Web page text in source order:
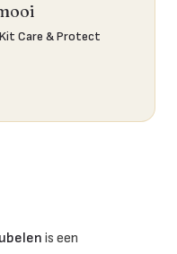
Care & Protect
is een